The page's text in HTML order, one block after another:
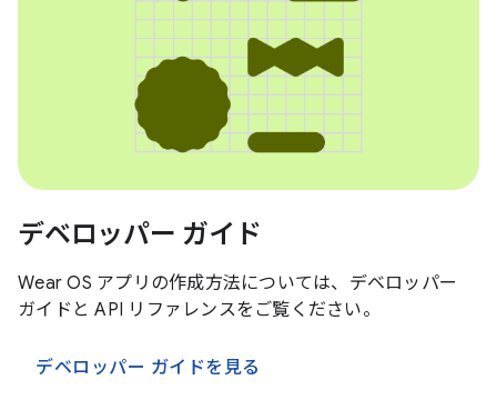
デベロッパー ガイド
Wear OS アプリの作成方法については、デベロッパー
ガイドと API リファレンスをご覧ください。
デベロッパー ガイドを見る